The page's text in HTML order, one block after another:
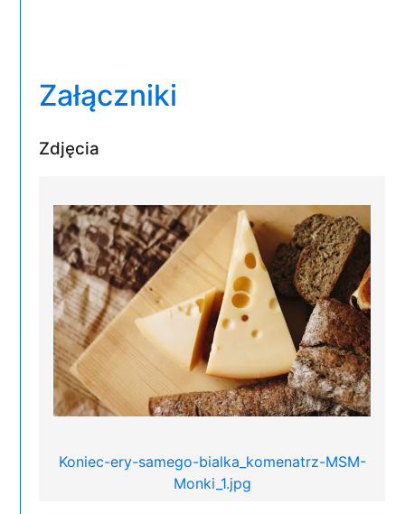
Załączniki
Zdjęcia
Koniec-ery-samego-bialka_komenatrz-MSM-
Monki_1.jpg